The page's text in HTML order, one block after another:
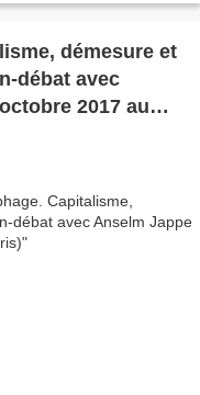
démesure et
débat avec
2017 au